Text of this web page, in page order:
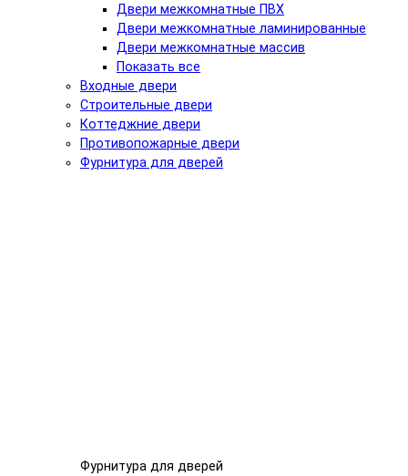
Двери межкомнатные ПВХ
Двери межкомнатные ламинированные
Двери межкомнатные массив
Показать все
Входные двери
Строительные двери
Коттеджние двери
Противопожарные двери
Фурнитура для дверей
Фурнитура для дверей